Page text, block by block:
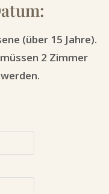
(über 15 Jahre).
2 Zimmer